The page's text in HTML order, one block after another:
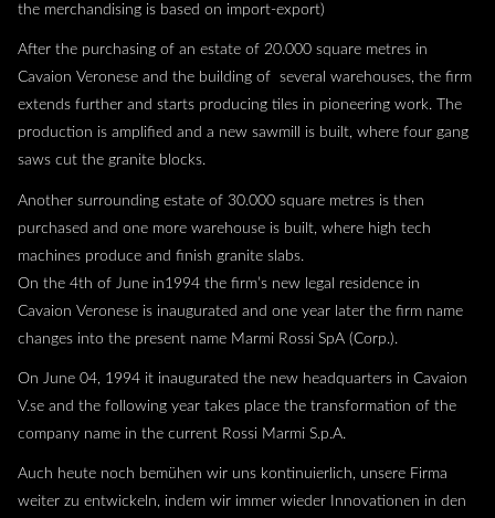
the merchandising is based on import-export)
After the purchasing of an estate of 20.000 square metres in
Cavaion Veronese and the building of several warehouses, the firm
extends further and starts producing tiles in pioneering work. The
production is amplified and a new sawmill is built, where four gang
saws cut the granite blocks.
Another surrounding estate of 30.000 square metres is then
purchased and one more warehouse is built, where high tech
machines produce and finish granite slabs.
On the 4th of June in1994 the firm’s new legal residence in
Cavaion Veronese is inaugurated and one year later the firm name
changes into the present name Marmi Rossi SpA (Corp.).
On June 04, 1994 it inaugurated the new headquarters in Cavaion
V.se and the following year takes place the transformation of the
company name in the current Rossi Marmi S.p.A.
Auch heute noch bemühen wir uns kontinuierlich, unsere Firma
weiter zu entwickeln, indem wir immer wieder Innovationen in den